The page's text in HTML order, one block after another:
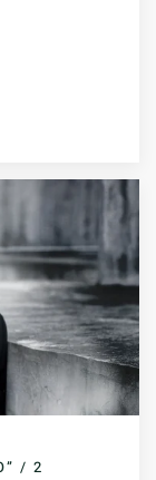
/ 2